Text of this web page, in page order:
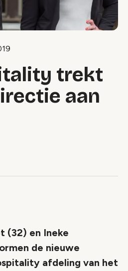
trekt
aan
(32) en Ineke
de nieuwe
afdeling van het